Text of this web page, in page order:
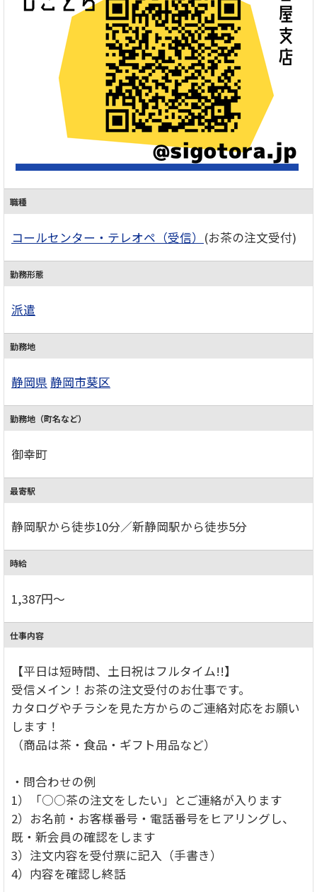
職種
コールセンター・テレオペ（受信） (お茶の注文受付)
勤務形態
派遣
勤務地
静岡県 静岡市葵区
勤務地（町名など）
御幸町
最寄駅
静岡駅から徒歩10分／新静岡駅から徒歩5分
時給
1,387円～
仕事内容
【平日は短時間、土日祝はフルタイム!!】
受信メイン！お茶の注文受付のお仕事です。
カタログやチラシを見た方からのご連絡対応をお願い
します！
（商品は茶・食品・ギフト用品など）
・問合わせの例
1）「○○茶の注文をしたい」とご連絡が入ります
2）お名前・お客様番号・電話番号をヒアリングし、
既・新会員の確認をします
3）注文内容を受付票に記入（手書き）
4）内容を確認し終話